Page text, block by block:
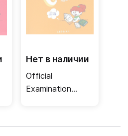
Нет в наличии
Official
Examination